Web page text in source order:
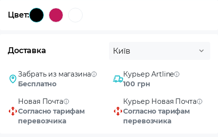
Цвет:
Доставка Київ
Забрать из магазина
Бесплатно
Курьер Artline
100 грн
Новая Почта
Согласно тарифам
перевозчика
Курьер Новая Почта
Согласно тарифам
перевозчика